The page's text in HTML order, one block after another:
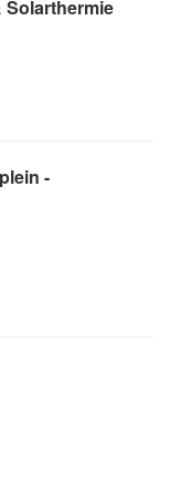
Solarthermie
-